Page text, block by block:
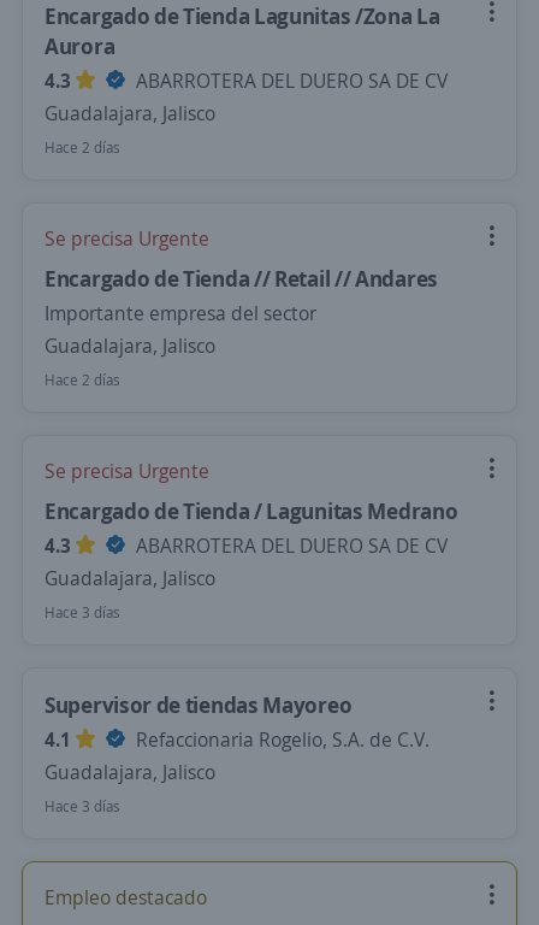
Encargado de Tienda Lagunitas /Zona La
Aurora
4.3
ABARROTERA DEL DUERO SA DE CV
Guadalajara, Jalisco
Hace 2 días
Se precisa Urgente
Encargado de Tienda // Retail // Andares
Importante empresa del sector
Guadalajara, Jalisco
Hace 2 días
Se precisa Urgente
Encargado de Tienda / Lagunitas Medrano
4.3
ABARROTERA DEL DUERO SA DE CV
Guadalajara, Jalisco
Hace 3 días
Supervisor de tiendas Mayoreo
4.1
Refaccionaria Rogelio, S.A. de C.V.
Guadalajara, Jalisco
Hace 3 días
Empleo destacado